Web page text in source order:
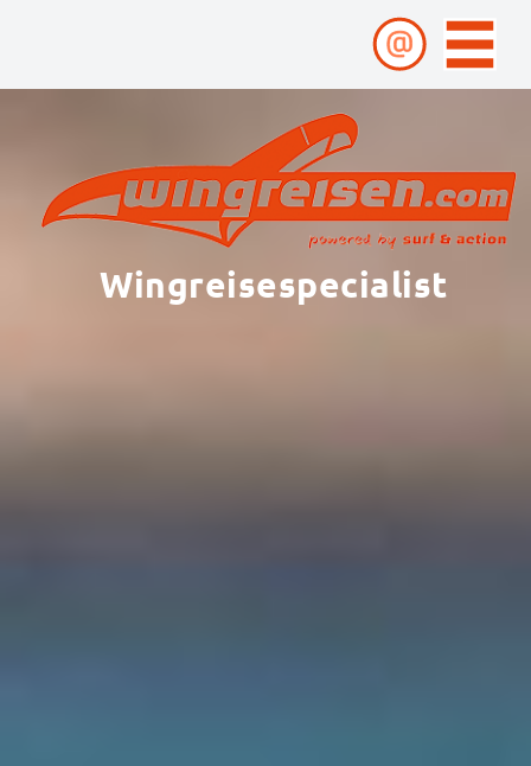
Wingreisespecialist